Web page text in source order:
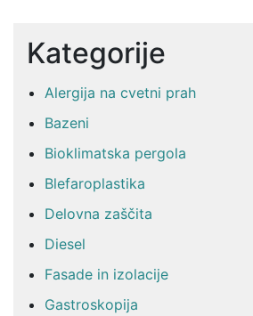
Kategorije
Alergija na cvetni prah
Bazeni
Bioklimatska pergola
Blefaroplastika
Delovna zaščita
Diesel
Fasade in izolacije
Gastroskopija